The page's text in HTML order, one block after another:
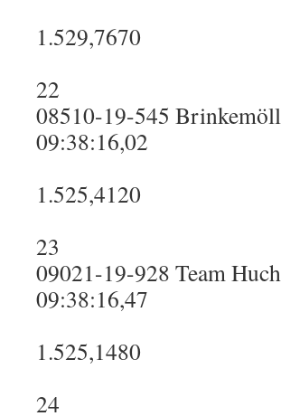
1.529,7670
22
08510-19-545
09:38:16,02
1.525,4120
23
09021-19-928 Team
09:38:16,47
1.525,1480
24